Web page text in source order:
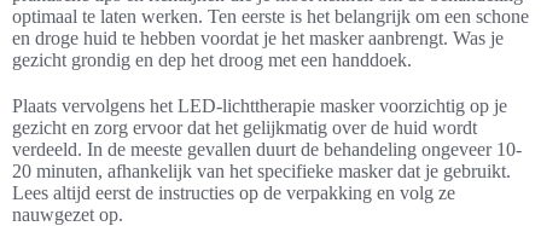
optimaal te laten werken. Ten eerste is het belangrijk om een schone
en droge huid te hebben voordat je het masker aanbrengt. Was je
gezicht grondig en dep het droog met een handdoek.
Plaats vervolgens het LED-lichttherapie masker voorzichtig op je
gezicht en zorg ervoor dat het gelijkmatig over de huid wordt
verdeeld. In de meeste gevallen duurt de behandeling ongeveer 10-
20 minuten, afhankelijk van het specifieke masker dat je gebruikt.
Lees altijd eerst de instructies op de verpakking en volg ze
nauwgezet op.